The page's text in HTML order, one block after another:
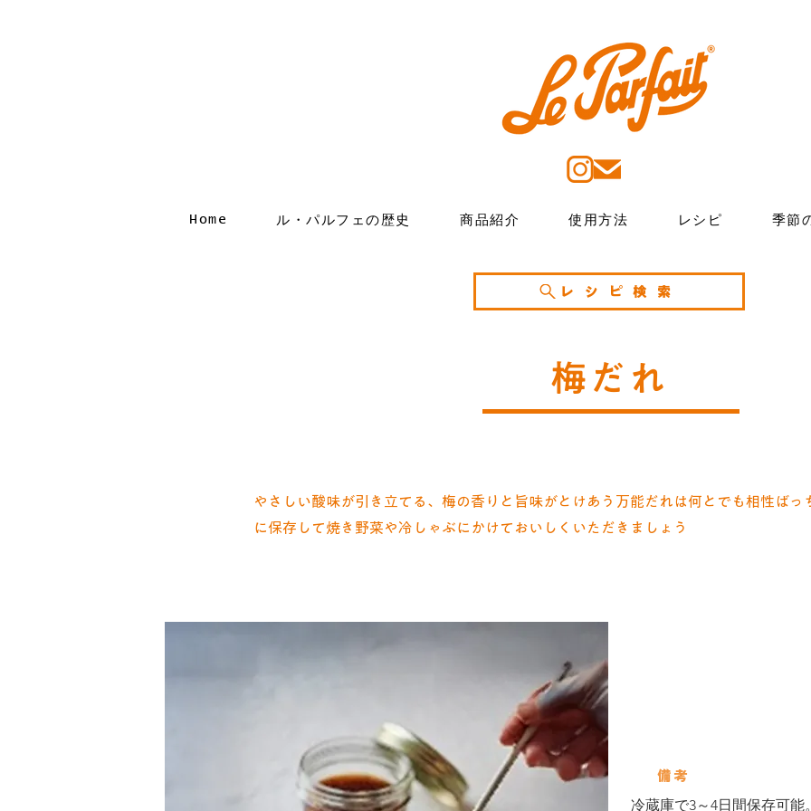
Home ル・パルフェの歴史 商品紹介 使用方法 レシピ 季節
レシピ検索
梅だれ
やさしい酸味が引き立てる、梅の香りと旨味がとけあう万能だれは何とでも相性ばっ
に保存して焼き野菜や冷しゃぶにかけておいしくいただきましょう
備考
冷蔵庫で3～4日間保存可